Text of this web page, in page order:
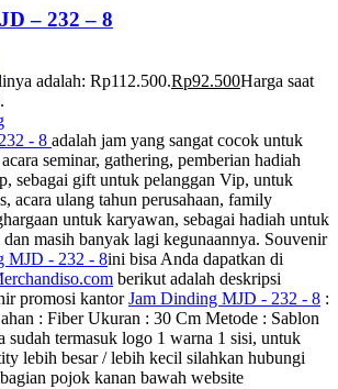
– 232 – 8
adalah: Rp112.500.Rp92.500Harga saat
- 8 adalah jam yang sangat cocok untuk
seminar, gathering, pemberian hadiah
sebagai gift untuk pelanggan Vip, untuk
acara ulang tahun perusahaan, family
untuk karyawan, sebagai hadiah untuk
masih banyak lagi kegunaannya. Souvenir
MJD - 232 - 8ini bisa Anda dapatkan di
berikut adalah deskripsi
promosi kantorJam Dinding MJD - 232 - 8 :
: Fiber Ukuran : 30 Cm Metode : Sablon
termasuk logo 1 warna 1 sisi, untuk
lebih besar / lebih kecil silahkan hubungi
pojok kanan bawah website